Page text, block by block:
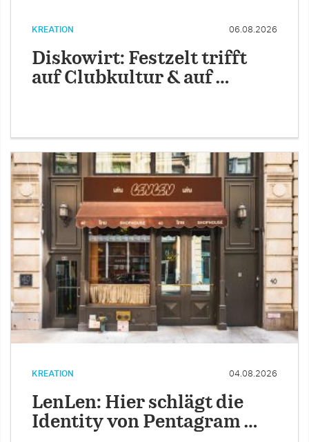
KREATION 06.08.2026
Diskowirt: Festzelt trifft
auf Clubkultur & auf …
KREATION 04.08.2026
LenLen: Hier schlägt die
Identity von Pentagram …